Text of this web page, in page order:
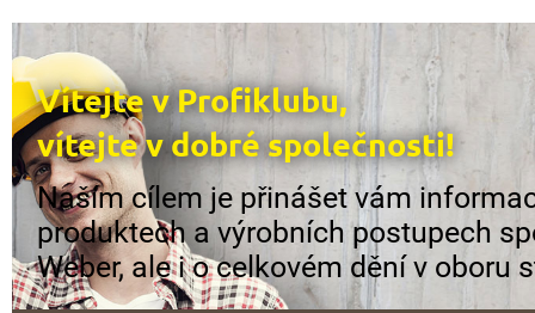
Vítejte v Profiklubu,
vítejte v dobré společnosti!
Naším cílem je přinášet vám
produktech a výrobních postupech
Weber, ale i o celkovém dění v oboru